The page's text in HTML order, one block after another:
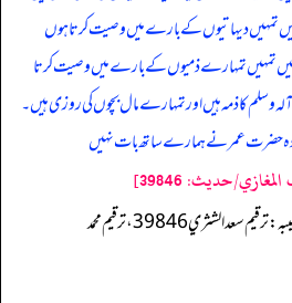
تمہیں دیہاتیوں کے بارے میں وصیت کرتا ہوں
میں تمہیں تمہارے ذمیوں کے بارے میں وصیت کرتا
وسلم کا ذمہ ہیں اور تمہارے مال بچوں کی روزی ہیں۔
حضرت عمر نے ہمارے ساتھ بات نہیں
حدیث: 39846]
(مصنف ابن ابي شيبه: ترقيم سعد الشثري 39846، ترقيم محمد